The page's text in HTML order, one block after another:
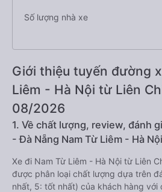
Số lượng nhà xe
Giới thiệu tuyến đường
Liêm - Hà Nội từ Liên
08/2026
1. Về chất lượng, review, đánh
- Đà Nẵng Nam Từ Liêm - Hà Nội
Xe đi Nam Từ Liêm - Hà Nội từ Liên
được phân loại chất lượng dựa trên
nhất, 5: tốt nhất) của khách hàng với